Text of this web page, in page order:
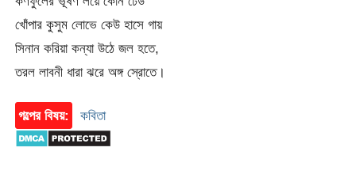
খোঁপার কুসুম লোভে কেউ হাসে গায়
সিনান করিয়া কন্যা উঠে জল হতে,
তরল লাবনী ধারা ঝরে অঙ্গ স্রোতে।
গল্পের বিষয়: কবিতা